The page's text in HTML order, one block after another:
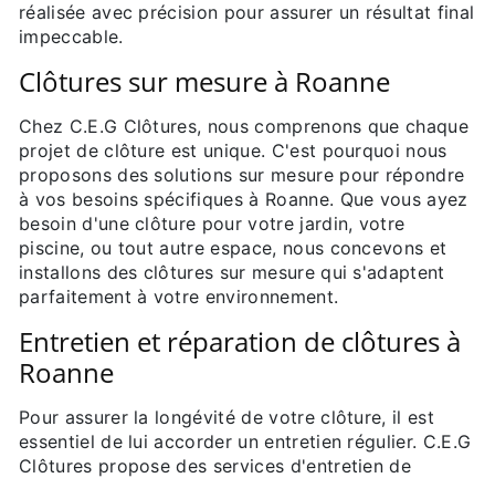
réalisée avec précision pour assurer un résultat final
impeccable.
Clôtures sur mesure à Roanne
Chez C.E.G Clôtures, nous comprenons que chaque
projet de clôture est unique. C'est pourquoi nous
proposons des solutions sur mesure pour répondre
à vos besoins spécifiques à Roanne. Que vous ayez
besoin d'une clôture pour votre jardin, votre
piscine, ou tout autre espace, nous concevons et
installons des clôtures sur mesure qui s'adaptent
parfaitement à votre environnement.
Entretien et réparation de clôtures à
Roanne
Pour assurer la longévité de votre clôture, il est
essentiel de lui accorder un entretien régulier. C.E.G
Clôtures propose des services d'entretien de